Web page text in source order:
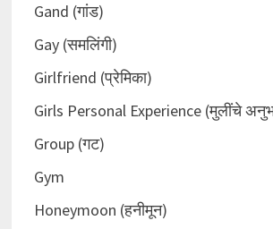
Gand (गांड)
Gay (समलिंगी)
Girlfriend (प्रेमिका)
Girls Personal Experience (मुलींचे
Group (गट)
Gym
Honeymoon (हनीमून)